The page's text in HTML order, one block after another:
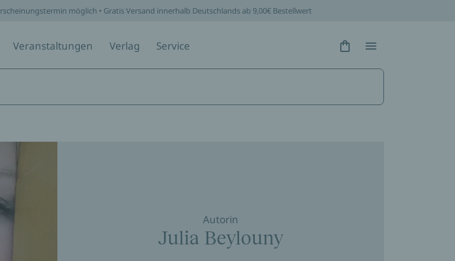
möglich • Gratis Versand innerhalb Deutschlands ab 9,00€ Bestellwert
Veranstaltungen Verlag Service Hidden Text
Hidden Text
Autorin
Julia Beylouny